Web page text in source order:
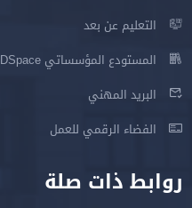
التعليم عن بعد
المستودع المؤسساتي DSpace
البريد المهني
الفضاء الرقمي للعمل
روابط ذات صلة